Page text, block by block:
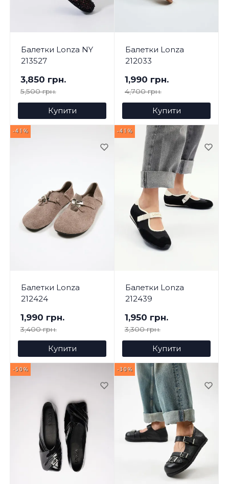
Балетки Lonza NY
213527
3,850 грн.
5,500 грн.
Купити
Балетки Lonza
212033
1,990 грн.
4,700 грн.
Купити
-41%
Балетки Lonza
212424
1,990 грн.
3,400 грн.
Купити
-41%
Балетки Lonza
212439
1,950 грн.
3,300 грн.
Купити
-50% -30%